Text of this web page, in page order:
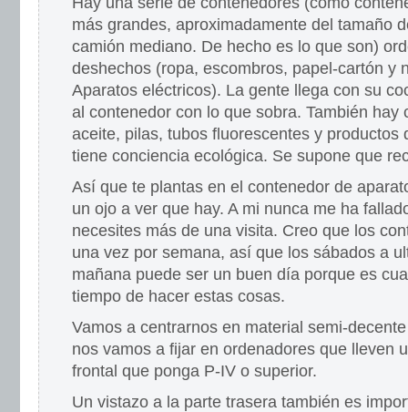
más grandes, aproximadamente del tamaño
camión mediano. De hecho es lo que son)
deshechos (ropa, escombros, papel-cartón y
Aparatos eléctricos). La gente llega con su
al contenedor con lo que sobra. También hay
aceite, pilas, tubos fluorescentes y productos
tiene conciencia ecológica. Se supone que
Así que te plantas en el contenedor de
un ojo a ver que hay. A mi nunca me ha
necesites más de una visita. Creo que los
una vez por semana, así que los sábados a
mañana puede ser un buen día porque es
tiempo de hacer estas cosas.
Vamos a centrarnos en material semi-
nos vamos a fijar en ordenadores que lleven
frontal que ponga P-IV o superior.
Un vistazo a la parte trasera también es